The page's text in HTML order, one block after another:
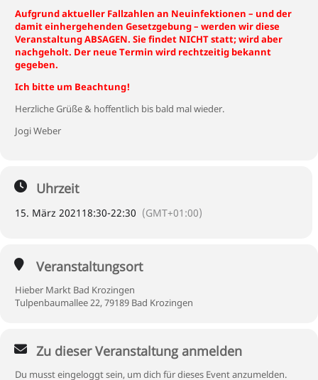
Aufgrund aktueller Fallzahlen an Neuinfektionen – und der
damit einhergehenden Gesetzgebung – werden wir diese
Veranstaltung ABSAGEN. Sie findet NICHT statt; wird aber
nachgeholt. Der neue Termin wird rechtzeitig bekannt
gegeben.
Ich bitte um Beachtung!
Herzliche Grüße & hoffentlich bis bald mal wieder.
Jogi Weber
Uhrzeit
15. März 2021 18:30-22:30 (GMT+01:00)
Veranstaltungsort
Hieber Markt Bad Krozingen
Tulpenbaumallee 22, 79189 Bad Krozingen
Zu dieser Veranstaltung anmelden
Du musst eingeloggt sein, um dich für dieses Event anzumelden.